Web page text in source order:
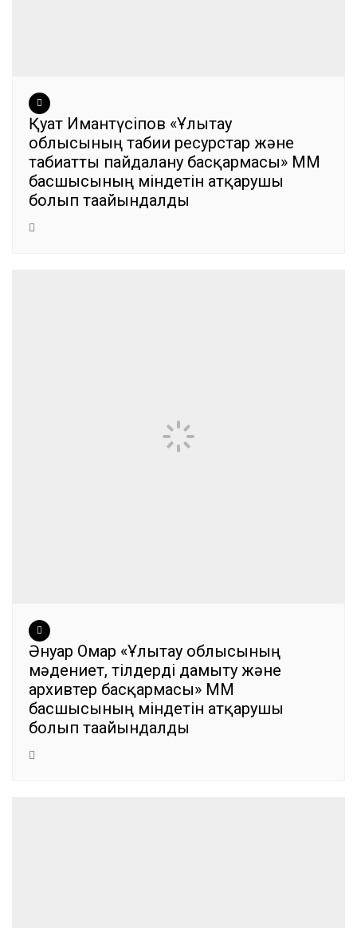
Қуат Имантүсіпов «Ұлытау
облысының табиғи ресурстар және
табиғатты пайдалану басқармасы» ММ
басшысының міндетін атқарушы
болып тағайындалды
Әнуар Омар «Ұлытау облысының
мәдениет, тілдерді дамыту және
архивтер басқармасы» ММ
басшысының міндетін атқарушы
болып тағайындалды